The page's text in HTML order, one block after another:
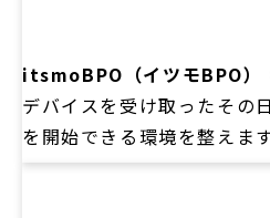
itsmoBPO（イツモBPO）
デバイスを受け取ったその
を開始できる環境を整えます